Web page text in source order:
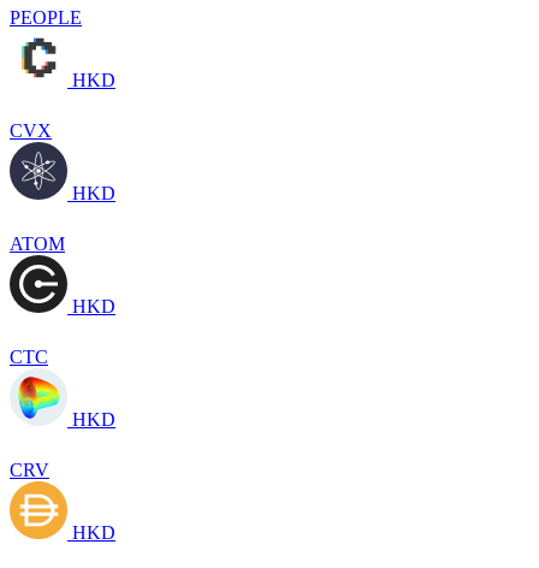
PEOPLE
HKD
CVX
HKD
ATOM
HKD
CTC
HKD
CRV
HKD